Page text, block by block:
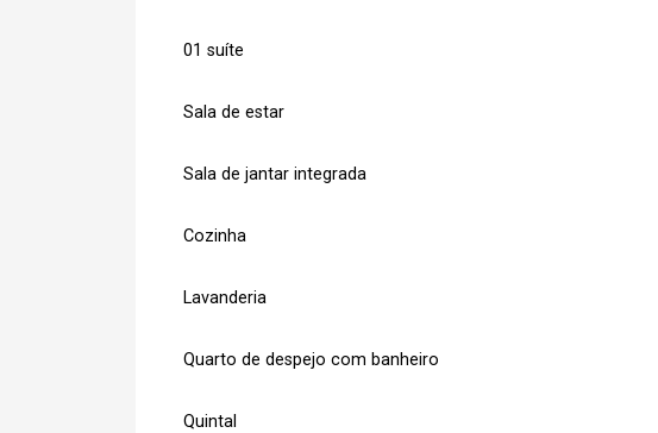
01 suíte
Sala de estar
Sala de jantar integrada
Cozinha
Lavanderia
Quarto de despejo com banheiro
Quintal